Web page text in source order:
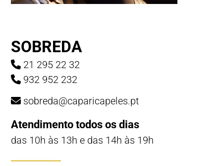
SOBREDA
21 295 22 32
932 952 232
sobreda@caparicapeles.pt
Atendimento todos os dias
das 10h às 13h e das 14h às 19h